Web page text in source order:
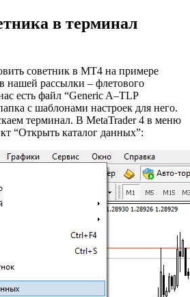
в терминал
советник в МТ4 на примере
нашей рассылки – флетового
есть файл “Generic A–TLP
с шаблонами настроек для него.
терминал. В MetaTrader 4 в меню
“Открыть каталог данных”: